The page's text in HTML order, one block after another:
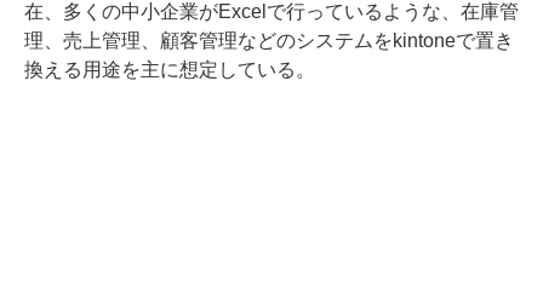
在、多くの中小企業がExcelで行っているような、在庫管
理、売上管理、顧客管理などのシステムをkintoneで置き
換える用途を主に想定している。